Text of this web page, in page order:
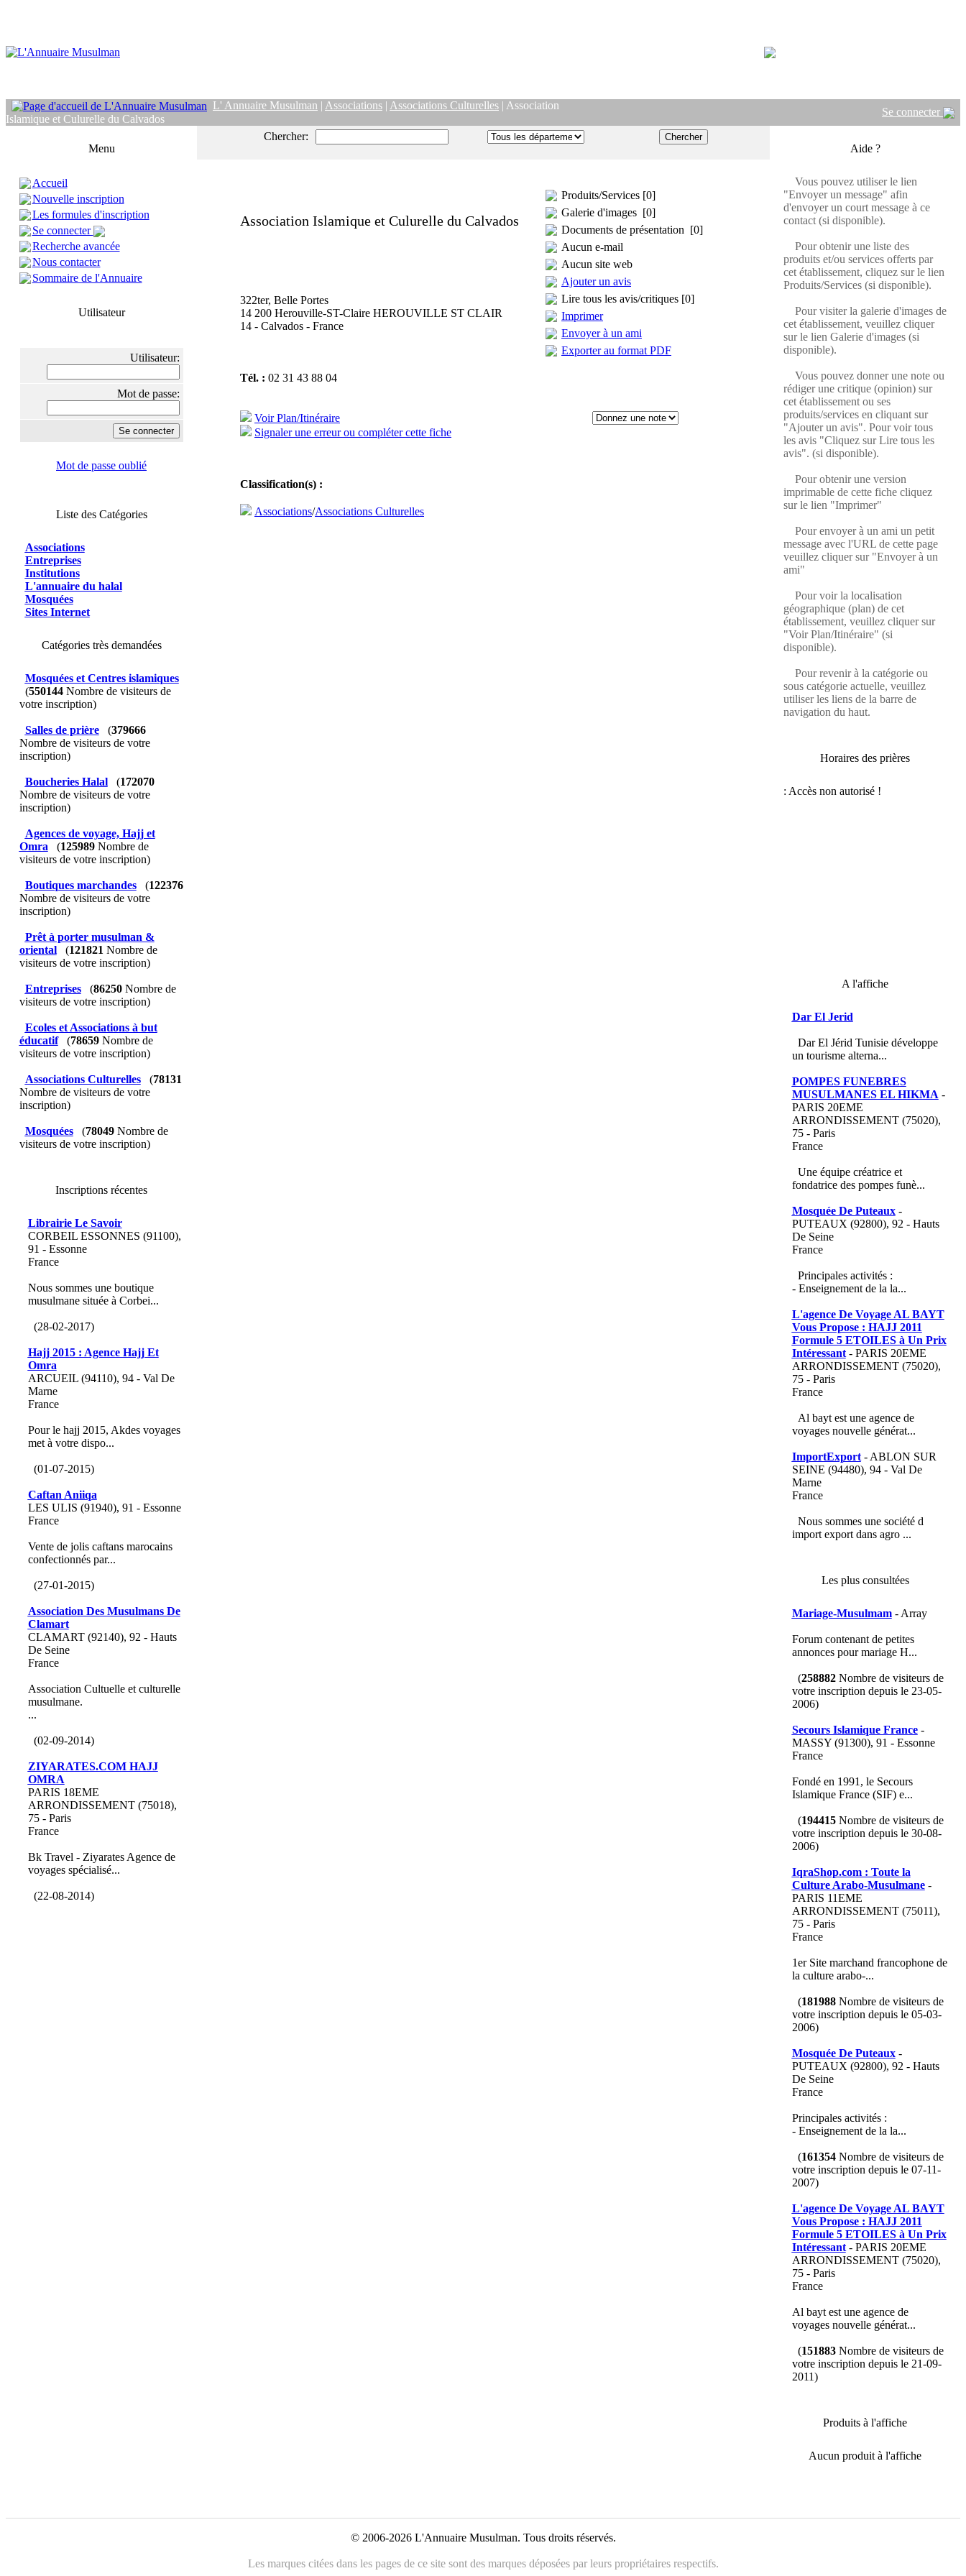
L' Annuaire Musulman | Associations | Associations Culturelles | Association
Islamique et Culurelle du Calvados
Se connecter
Menu
Accueil
Nouvelle inscription
Les formules d'inscription
Se connecter
Recherche avancée
Nous contacter
Sommaire de l'Annuaire
Utilisateur
Utilisateur:
Mot de passe:
Mot de passe oublié
Liste des Catégories
Associations
Entreprises
Institutions
L'annuaire du halal
Mosquées
Sites Internet
Catégories très demandées
Mosquées et Centres islamiques
(550144Nombre de visiteurs de
votre inscription)
Salles de prière (379666
Nombre de visiteurs de votre
inscription)
Boucheries Halal (172070
Nombre de visiteurs de votre
inscription)
Agences de voyage, Hajj et
Omra
(125989Nombre de
visiteurs de votre inscription)
Boutiques marchandes (122376
Nombre de visiteurs de votre
inscription)
Prêt à porter musulman &
oriental
(121821 Nombre de
visiteurs de votre inscription)
Entreprises (86250Nombre de
visiteurs de votre inscription)
Ecoles et Associations à but
éducatif
(78659Nombre de
visiteurs de votre inscription)
Associations Culturelles (78131
Nombre de visiteurs de votre
inscription)
Mosquées (78049Nombre de
visiteurs de votre inscription)
Inscriptions récentes
Librairie Le Savoir
CORBEIL ESSONNES (91100),
91 - Essonne
France
Nous sommes une boutique
musulmane située à Corbei...
(28-02-2017)
Hajj 2015 : Agence Hajj Et
Omra
ARCUEIL (94110), 94 - Val De
Marne
France
Pour le hajj 2015, Akdes voyages
met à votre dispo...
(01-07-2015)
Caftan Aniiqa
LES ULIS (91940), 91 - Essonne
France
Vente de jolis caftans marocains
confectionnés par...
(27-01-2015)
Association Des Musulmans De
Clamart
CLAMART (92140), 92 - Hauts
De Seine
France
Association Cultuelle et culturelle
musulmane.
...
(02-09-2014)
ZIYARATES.COM HAJJ
OMRA
PARIS 18EME
ARRONDISSEMENT (75018),
75 - Paris
France
Bk Travel - Ziyarates Agence de
voyages spécialisé...
(22-08-2014)
Chercher:
Association Islamique et Culurelle du Calvados
322ter, Belle Portes
14 200 Herouville-ST-Claire HEROUVILLE ST CLAIR
14 - Calvados - France
Tél. : 02 31 43 88 04
Voir Plan/Itinéraire
Signaler une erreur ou compléter cette fiche
Classification(s) :
Associations/Associations Culturelles
Produits/Services [0]
Galerie d'images [0]
Documents de présentation [0]
Aucun e-mail
Aucun site web
Ajouter un avis
Lire tous les avis/critiques [0]
Imprimer
Envoyer à un ami
Exporter au format PDF
Aide ?
Vous pouvez utiliser le lien
"Envoyer un message" afin
d'envoyer un court message à ce
contact (si disponible).
Pour obtenir une liste des
produits et/ou services offerts par
cet établissement, cliquez sur le lien
Produits/Services (si disponible).
Pour visiter la galerie d'images de
cet établissement, veuillez cliquer
sur le lien Galerie d'images (si
disponible).
Vous pouvez donner une note ou
rédiger une critique (opinion) sur
cet établissement ou ses
produits/services en cliquant sur
"Ajouter un avis". Pour voir tous
les avis "Cliquez sur Lire tous les
avis". (si disponible).
Pour obtenir une version
imprimable de cette fiche cliquez
sur le lien "Imprimer"
Pour envoyer à un ami un petit
message avec l'URL de cette page
veuillez cliquer sur "Envoyer à un
ami"
Pour voir la localisation
géographique (plan) de cet
établissement, veuillez cliquer sur
"Voir Plan/Itinéraire" (si
disponible).
Pour revenir à la catégorie ou
sous catégorie actuelle, veuillez
utiliser les liens de la barre de
navigation du haut.
Horaires des prières
A l'affiche
Dar El Jerid
Dar El Jérid Tunisie développe
un tourisme alterna...
POMPES FUNEBRES
MUSULMANES EL HIKMA -
PARIS 20EME
ARRONDISSEMENT (75020),
75 - Paris
France
Une équipe créatrice et
fondatrice des pompes funè...
Mosquée De Puteaux-
PUTEAUX (92800), 92 - Hauts
De Seine
France
Principales activités :
- Enseignement de la la...
L'agence De Voyage AL BAYT
Vous Propose : HAJJ 2011
Formule 5 ETOILES à Un Prix
Intéressant- PARIS 20EME
ARRONDISSEMENT (75020),
75 - Paris
France
Al bayt est une agence de
voyages nouvelle générat...
ImportExport- ABLON SUR
SEINE (94480), 94 - Val De
Marne
France
Nous sommes une société d
import export dans agro ...
Les plus consultées
Mariage-Musulmam- Array
Forum contenant de petites
annonces pour mariage H...
(258882Nombre de visiteurs de
votre inscription depuis le 23-05-
2006)
Secours Islamique France-
MASSY (91300), 91 - Essonne
France
Fondé en 1991, le Secours
Islamique France (SIF) e...
(194415Nombre de visiteurs de
votre inscription depuis le 30-08-
2006)
IqraShop.com : Toute la
Culture Arabo-Musulmane-
PARIS 11EME
ARRONDISSEMENT (75011),
75 - Paris
France
1er Site marchand francophone de
la culture arabo-...
(181988Nombre de visiteurs de
votre inscription depuis le 05-03-
2006)
Mosquée De Puteaux-
PUTEAUX (92800), 92 - Hauts
De Seine
France
Principales activités :
- Enseignement de la la...
(161354Nombre de visiteurs de
votre inscription depuis le 07-11-
2007)
L'agence De Voyage AL BAYT
Vous Propose : HAJJ 2011
Formule 5 ETOILES à Un Prix
Intéressant- PARIS 20EME
ARRONDISSEMENT (75020),
75 - Paris
France
Al bayt est une agence de
voyages nouvelle générat...
(151883Nombre de visiteurs de
votre inscription depuis le 21-09-
2011)
Produits à l'affiche
Aucun produit à l'affiche
© 2006-2026 L'Annuaire Musulman. Tous droits réservés.
Les marques citées dans les pages de ce site sont des marques déposées par leurs propriétaires respectifs.